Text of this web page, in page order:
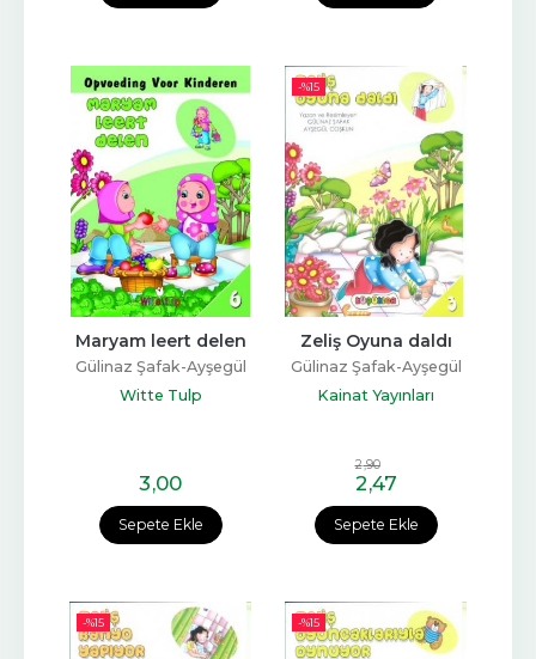
Sepete Ekle
Maryam leert delen
Gülinaz Şafak-Ayşegül
Coşkun
Witte Tulp
3,00
-%15
Sepete Ekle
Zeliş Oyuna daldı
Gülinaz Şafak-Ayşegül
Coşkun
Kainat Yayınları
2,90
2,47
-%15 -%15